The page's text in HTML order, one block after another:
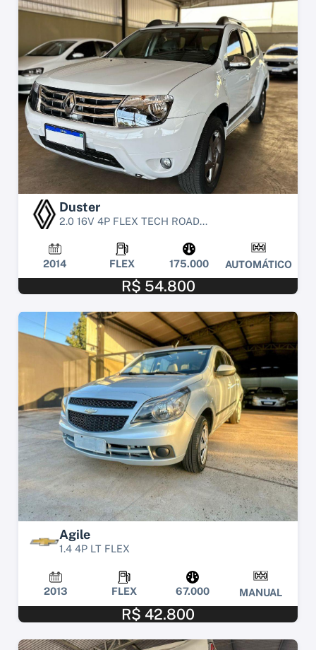
Duster
2.0 16V 4P FLEX TECH ROAD...
2014 FLEX 175.000 AUTOMÁTICO
R$ 54.800
Agile
1.4 4P LT FLEX
2013 FLEX 67.000 MANUAL
R$ 42.800